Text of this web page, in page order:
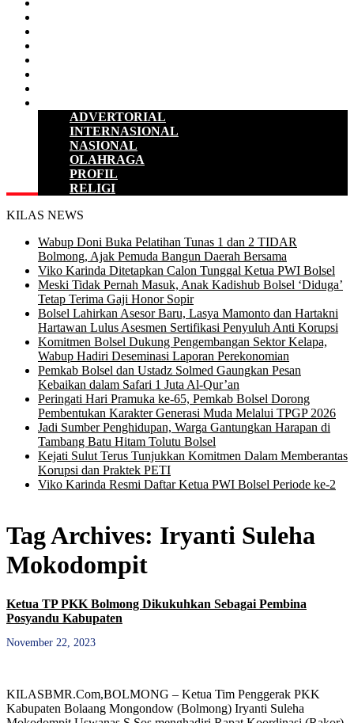
ADVERTORIAL
INTERNASIONAL
NASIONAL
OLAHRAGA
PROFIL
RELIGI
KILAS NEWS
Wabup Doni Buka Pelatihan Tunas 1 dan 2 TIDAR
Bolmong, Ajak Pemuda Bangun Daerah Bersama
Viko Karinda Ditetapkan Calon Tunggal Ketua PWI Bolsel
Meski Tidak Pernah Masuk, Anak Kadishub Bolsel ‘Diduga’
Tetap Terima Gaji Honor Sopir
Bolsel Lahirkan Asesor Baru, Lasya Mamonto dan Hartakni
Hartawan Lulus Asesmen Sertifikasi Penyuluh Anti Korupsi
Komitmen Bolsel Dukung Pengembangan Sektor Kelapa,
Wabup Hadiri Deseminasi Laporan Perekonomian
Pemkab Bolsel dan Ustadz Solmed Gaungkan Pesan
Kebaikan dalam Safari 1 Juta Al-Qur’an
Peringati Hari Pramuka ke-65, Pemkab Bolsel Dorong
Pembentukan Karakter Generasi Muda Melalui TPGP 2026
Jadi Sumber Penghidupan, Warga Gantungkan Harapan di
Tambang Batu Hitam Tolutu Bolsel
Kejati Sulut Terus Tunjukkan Komitmen Dalam Memberantas
Korupsi dan Praktek PETI
Viko Karinda Resmi Daftar Ketua PWI Bolsel Periode ke-2
Tag Archives: Iryanti Suleha
Mokodompit
Ketua TP PKK Bolmong Dikukuhkan Sebagai Pembina
Posyandu Kabupaten
November 22, 2023
KILASBMR.Com,BOLMONG – Ketua Tim Penggerak PKK
Kabupaten Bolaang Mongondow (Bolmong) Iryanti Suleha